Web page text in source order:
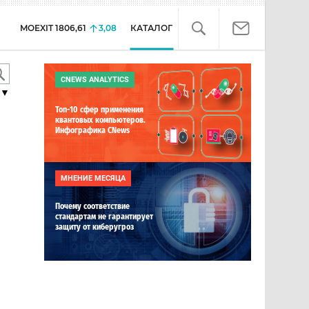
MOEXIT 1806,61 3,08 КАТАЛОГ
CNEWS ANALYTICS
Топ-10 сфер применения
квантовых компьютеров.
Инфографика CNews
МНЕНИЕ МЕСЯЦА
Почему соответствие
стандартам не гарантирует
защиту от киберугроз